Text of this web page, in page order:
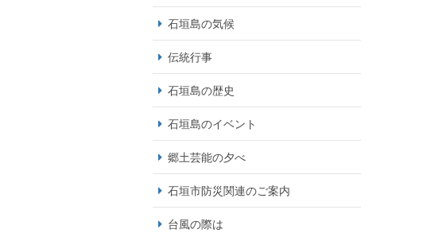
石垣島の気候
伝統行事
石垣島の歴史
石垣島のイベント
郷土芸能の夕べ
石垣市防災関連のご案内
台風の際は